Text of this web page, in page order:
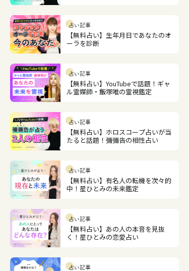
占い記事
【無料占い】生年月日であなたのオ
ーラを診断
占い記事
【無料占い】YouTubeで話題！ギャ
ル霊媒師・飯塚唯の霊視鑑定
占い記事
【無料占い】ホロスコープ占いが当
たると話題！彌彌告の相性占い
占い記事
【無料占い】有名人の転機を次々的
中！星ひとみの未来鑑定
占い記事
【無料占い】あの人の本音を見抜
く！星ひとみの恋愛占い
占い記事